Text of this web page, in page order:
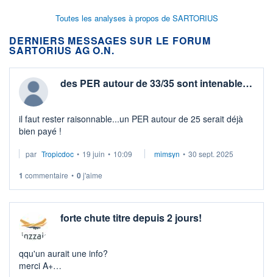
Toutes les analyses à propos de SARTORIUS
DERNIERS MESSAGES SUR LE FORUM
SARTORIUS AG O.N.
des PER autour de 33/35 sont intenable…
il faut rester raisonnable...un PER autour de 25 serait déjà
bien payé !
par Tropicdoc • 19 juin • 10:09 mimsyn • 30 sept. 2025
1 commentaire • 0j'aime
forte chute titre depuis 2 jours!
qqu'un aurait une info?
merci A+